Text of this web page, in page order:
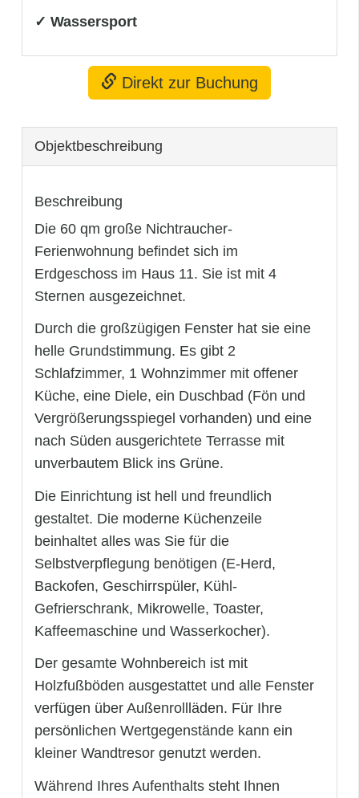
✓ Wassersport
Direkt zur Buchung
Objekt­beschreibung
Beschreibung
Die 60 qm große Nichtraucher-
Ferienwohnung befindet sich im
Erdgeschoss im Haus 11. Sie ist mit 4
Sternen ausgezeichnet.
Durch die großzügigen Fenster hat sie eine
helle Grundstimmung. Es gibt 2
Schlafzimmer, 1 Wohnzimmer mit offener
Küche, eine Diele, ein Duschbad (Fön und
Vergrößerungsspiegel vorhanden) und eine
nach Süden ausgerichtete Terrasse mit
unverbautem Blick ins Grüne.
Die Einrichtung ist hell und freundlich
gestaltet. Die moderne Küchenzeile
beinhaltet alles was Sie für die
Selbstverpflegung benötigen (E-Herd,
Backofen, Geschirrspüler, Kühl-
Gefrierschrank, Mikrowelle, Toaster,
Kaffeemaschine und Wasserkocher).
Der gesamte Wohnbereich ist mit
Holzfußböden ausgestattet und alle Fenster
verfügen über Außenrollläden. Für Ihre
persönlichen Wertgegenstände kann ein
kleiner Wandtresor genutzt werden.
Während Ihres Aufenthalts steht Ihnen